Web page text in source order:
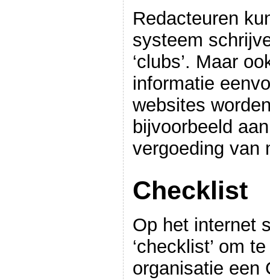
Redacteuren
systeem
‘clubs’. Maar
informatie
websites
bijvoorbeeld
vergoeding van
Checklist
Op het internet
‘checklist’ om
organisatie een